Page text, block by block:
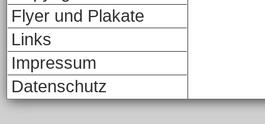
Flyer und Plakate
Links
Impressum
Datenschutz